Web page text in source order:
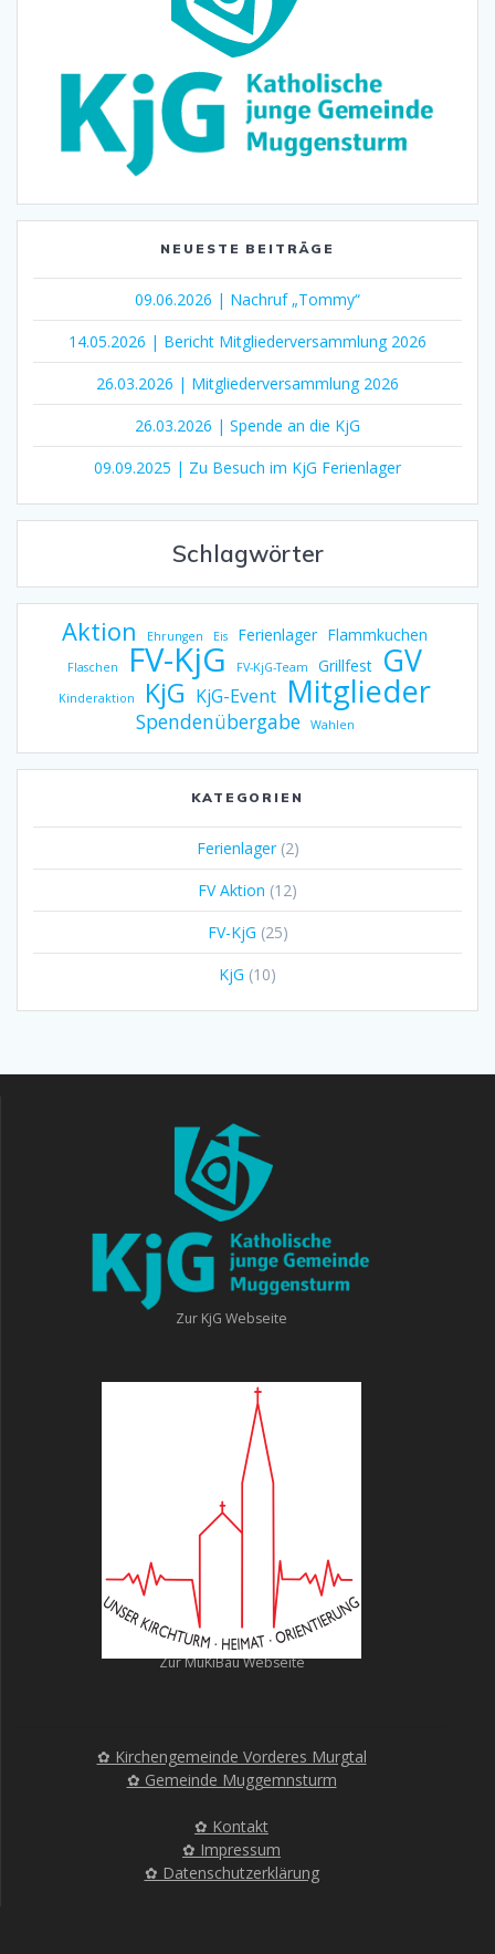
NEUESTE BEITRÄGE
09.06.2026 | Nachruf „Tommy“
14.05.2026 | Bericht Mitgliederversammlung 2026
26.03.2026 | Mitgliederversammlung 2026
26.03.2026 | Spende an die KjG
09.09.2025 | Zu Besuch im KjG Ferienlager
Schlagwörter
Aktion Ehrungen Eis Ferienlager Flammkuchen
Flaschen FV-KjG FV-KjG-Team Grillfest GV
Kinderaktion KjG KjG-Event Mitglieder
Spendenübergabe Wahlen
KATEGORIEN
Ferienlager(2)
FV Aktion (12)
FV-KjG (25)
KjG (10)
Zur KjG Webseite
Zur MuKiBau Webseite
✿ Kirchengemeinde Vorderes Murgtal
✿ Gemeinde Muggemnsturm
✿ Kontakt
✿ Impressum
✿ Datenschutzerklärung